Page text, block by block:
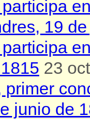
19
23
primer
junio de